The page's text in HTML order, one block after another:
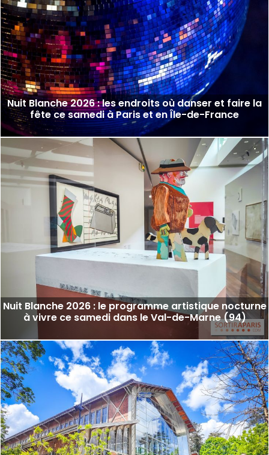
Nuit Blanche 2026 : les endroits où danser et faire la
fête ce samedi à Paris et en Île-de-France
Nuit Blanche 2026 : le programme artistique nocturne
à vivre ce samedi dans le Val-de-Marne (94)